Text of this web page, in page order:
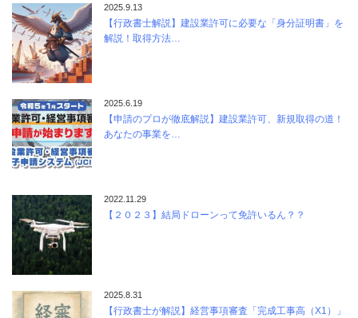
2025.9.13
【行政書士解説】建設業許可に必要な「身分証明書」を
解説！取得方法…
2025.6.19
【申請のプロが徹底解説】建設業許可、新規取得の道！
あなたの事業を…
2022.11.29
【２０２３】結局ドローンって免許いるん？？
2025.8.31
【行政書士が解説】経営事項審査「完成工事高（X1）」